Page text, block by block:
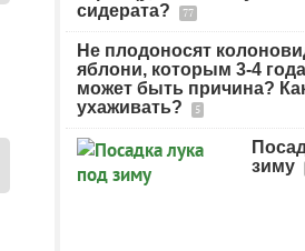
сидерата?
77
Не плодоносят
яблони, которым 3-4
может быть причина?
ухаживать?
5
зиму